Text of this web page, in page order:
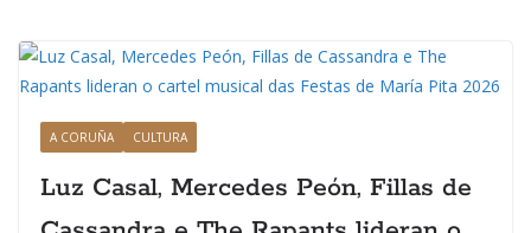
A CORUÑA CULTURA
Luz Casal, Mercedes Peón, Fillas de